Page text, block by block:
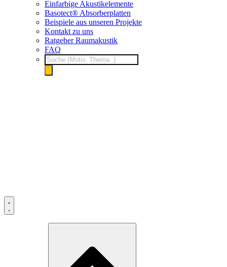
Einfarbige Akustikelemente
Basotect® Absorberplatten
Beispiele aus unseren Projekte
Kontakt zu uns
Ratgeber Raumakustik
FAQ
Products
search